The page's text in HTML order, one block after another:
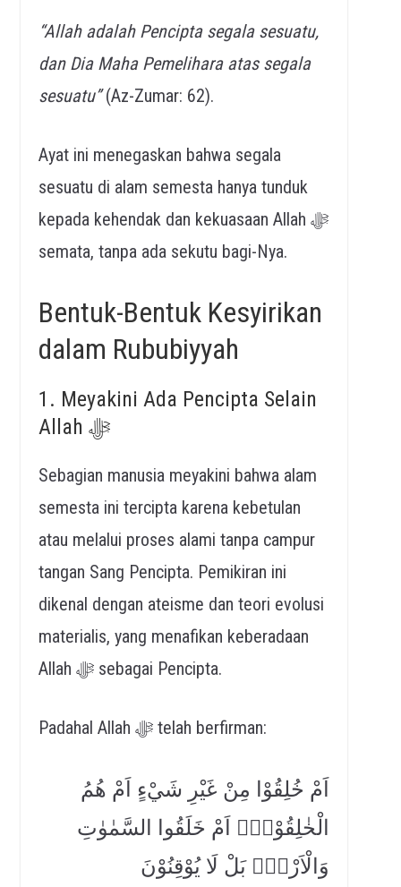
“Allah adalah Pencipta segala sesuatu,
dan Dia Maha Pemelihara atas segala
sesuatu”(Az-Zumar: 62).
Ayat ini menegaskan bahwa segala
sesuatu di alam semesta hanya tunduk
kepada kehendak dan kekuasaan Allah ﷻ
semata, tanpa ada sekutu bagi-Nya.
Bentuk-Bentuk Kesyirikan
dalam Rububiyyah
1. Meyakini Ada Pencipta Selain
Allah ﷻ
Sebagian manusia meyakini bahwa alam
semesta ini tercipta karena kebetulan
atau melalui proses alami tanpa campur
tangan Sang Pencipta. Pemikiran ini
dikenal dengan ateisme dan teori evolusi
materialis, yang menafikan keberadaan
Allah ﷻ sebagai Pencipta.
Padahal Allah ﷻ telah berfirman:
اَمْ خُلِقُوْا مِنْ غَيْرِ شَيْءٍ اَمْ هُمُ
الْخٰلِقُوْنَۚ اَمْ خَلَقُوا السَّمٰوٰتِ
وَالْاَرْضَۚ بَلْ لَا يُوْقِنُوْنَ